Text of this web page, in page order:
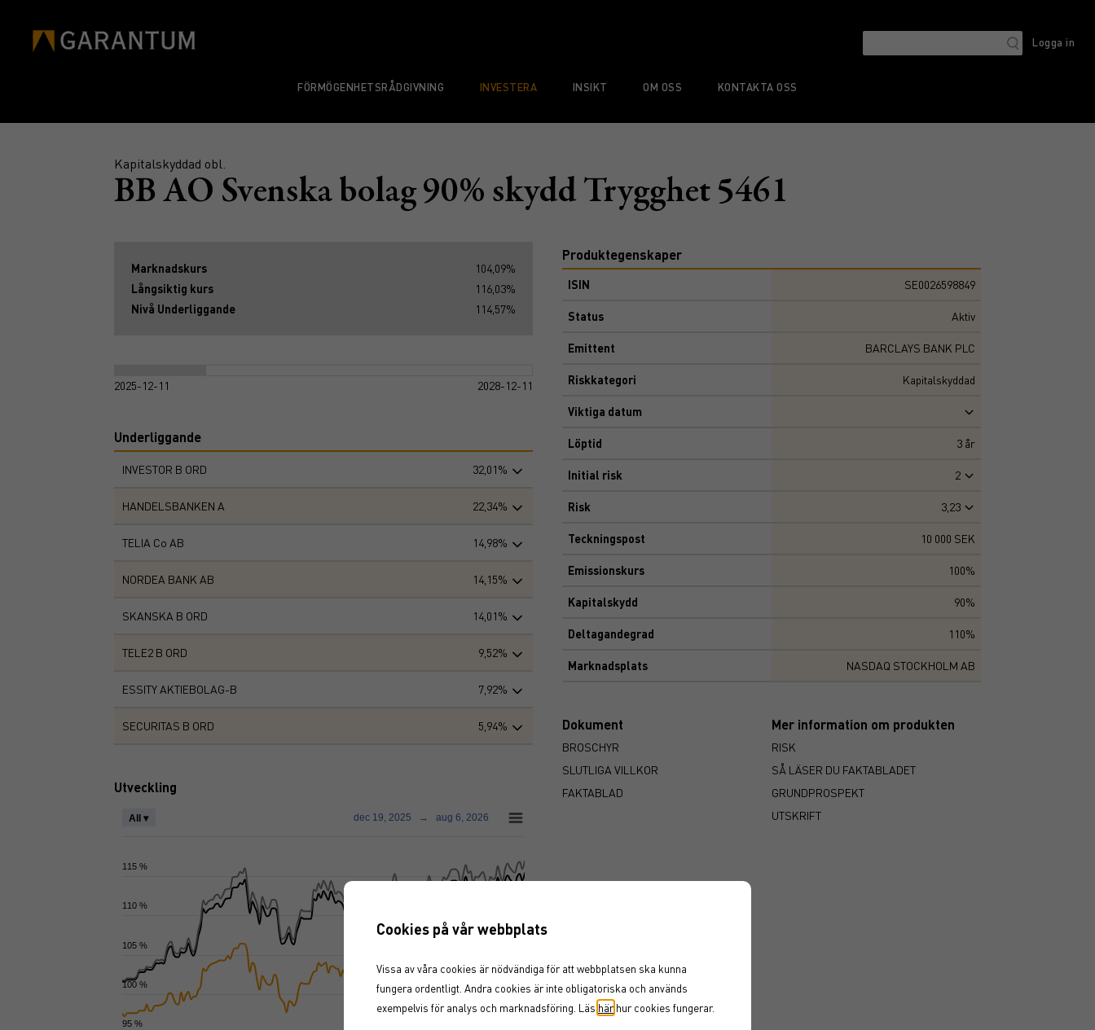
Logga in
FÖRMÖGENHETSRÅDGIVNING INVESTERA INSIKT OM OSS KONTAKTA OSS
Kapitalskyddad obl.
BB AO Svenska bolag 90% skydd Trygghet 5461
Marknadskurs
104,09%
Långsiktig kurs
116,03%
Nivå Underliggande
114,57%
2025-12-11 2028-12-11
Underliggande
INVESTOR B ORD 32,01%
HANDELSBANKEN A 22,34%
TELIA Co AB 14,98%
NORDEA BANK AB 14,15%
SKANSKA B ORD 14,01%
TELE2 B ORD 9,52%
ESSITY AKTIEBOLAG-B 7,92%
SECURITAS B ORD 5,94%
Utveckling
95 %
100 %
105 %
110 %
115 %
All ▾ dec 19, 2025 → aug 6, 2026
Produktegenskaper
ISIN SE0026598849
Status Aktiv
Emittent BARCLAYS BANK PLC
Riskkategori Kapitalskyddad
Viktiga datum
Löptid 3 år
Initial risk 2
Risk 3,23
Teckningspost 10 000 SEK
Emissionskurs 100%
Kapitalskydd 90%
Deltagandegrad 110%
Marknadsplats NASDAQ STOCKHOLM AB
Dokument
BROSCHYR
SLUTLIGA VILLKOR
FAKTABLAD
Mer information om produkten
RISK
SÅ LÄSER DU FAKTABLADET
GRUNDPROSPEKT
UTSKRIFT
Cookies på vår webbplats
Vissa av våra cookies är nödvändiga för att webbplatsen ska kunna
fungera ordentligt. Andra cookies är inte obligatoriska och används
exempelvis för analys och marknadsföring. Läs här hur cookies fungerar.